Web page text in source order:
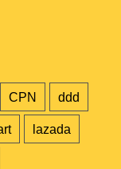
CPN ddd
lazada